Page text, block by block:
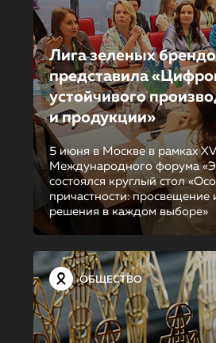
Лига зеленых
представила
устойчивого
и продукции»
5 июня в Москве в рамках XVI
Международного форума
состоялся круглый стол
причастности: просвещение
решения в каждом выборе»
ОБЩЕСТВО